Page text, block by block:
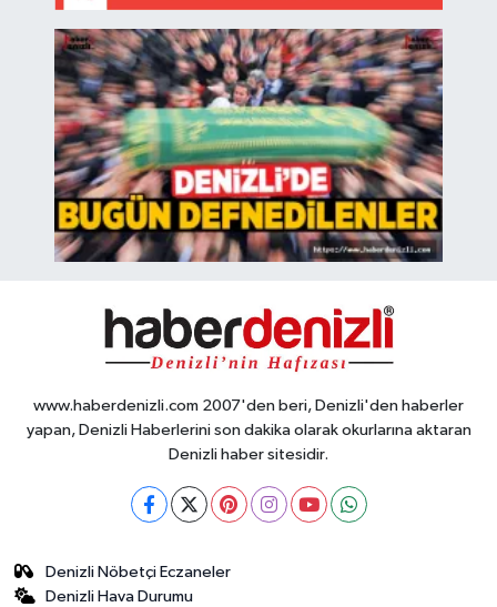
www.haberdenizli.com 2007'den beri, Denizli'den haberler
yapan, Denizli Haberlerini son dakika olarak okurlarına aktaran
Denizli haber sitesidir.
Denizli Nöbetçi Eczaneler
Denizli Hava Durumu